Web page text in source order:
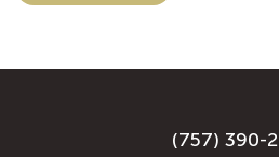
(757) 390-